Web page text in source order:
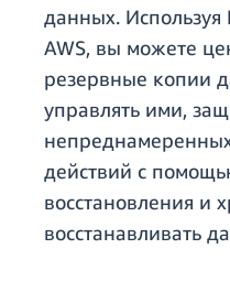
данных.
AWS, вы можете
резервные копии
управлять ими,
действий с
восстановления и
восстанавливать